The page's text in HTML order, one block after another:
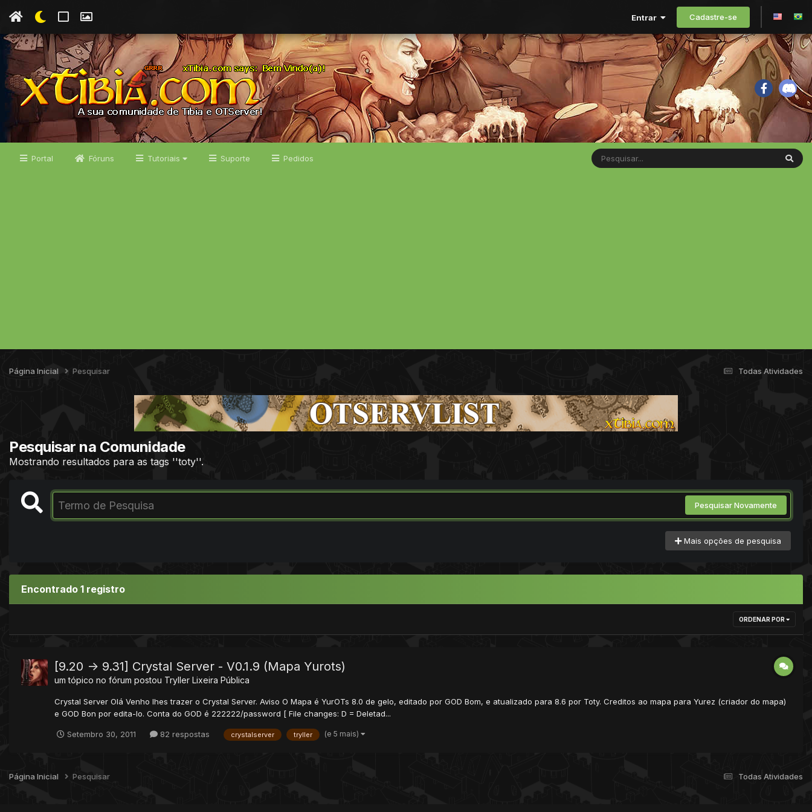
Entrar Cadastre-se
Portal Fóruns Tutoriais Suporte Pedidos
Todas Atividades
Página Inicial Pesquisar
Pesquisar na Comunidade
Mostrando resultados para as tags ''toty''.
Pesquisar Novamente
Mais opções de pesquisa
Encontrado 1 registro
ORDENAR POR
[9.20 -> 9.31] Crystal Server - V0.1.9 (Mapa Yurots)
um tópico no fórum postou Tryller Lixeira Pública
Crystal Server Olá Venho lhes trazer o Crystal Server. Aviso O Mapa é YurOTs 8.0 de gelo, editado por GOD Bom, e atualizado para 8.6 por Toty. Creditos ao mapa para Yurez (criador do mapa)
e GOD Bon por edita-lo. Conta do GOD é 222222/password [ File changes: D = Deletad...
Setembro 30, 2011 82 respostas crystalserver tryller (e 5 mais)
Todas Atividades
Página Inicial Pesquisar